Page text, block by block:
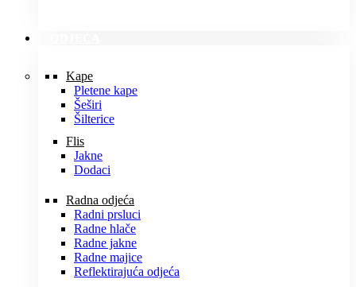
Kape
Pletene kape
Šeširi
Šilterice
Flis
Jakne
Dodaci
Radna odjeća
Radni prsluci
Radne hlače
Radne jakne
Radne majice
Reflektirajuća odjeća